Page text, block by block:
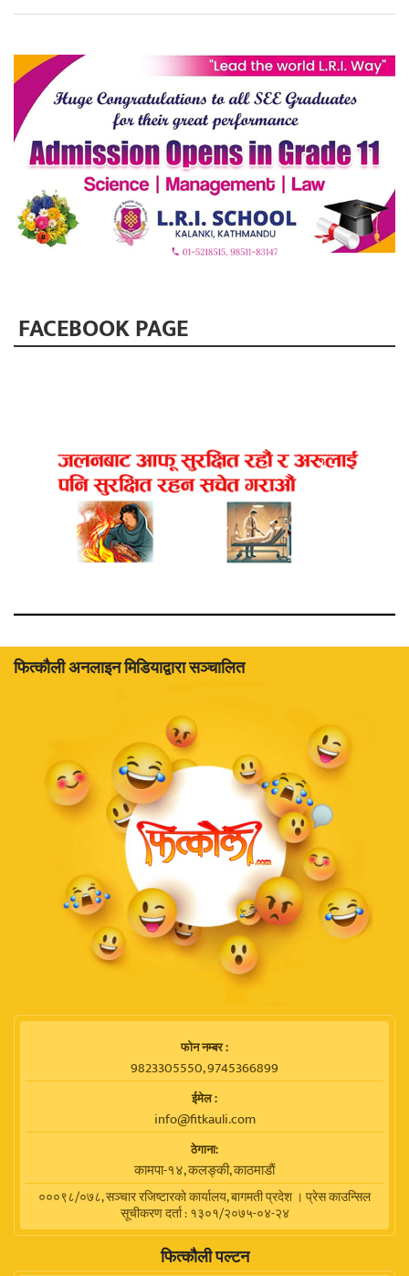
FACEBOOK PAGE
फित्काैली अनलाइन मिडियाद्वारा सञ्चालित
फाेन नम्बर :
9823305550, 9745366899
ईमेल :
info@fitkauli.com
ठेगाना:
कामपा-१४, कलङ्की, काठमाडाैं
०००९८/०७८, सञ्चार रजिष्टारको कार्यालय, बागमती प्रदेश । प्रेस काउन्सिल
सूचीकरण दर्ता : १३०१/२०७५-०४-२४
फित्कौली पल्टन